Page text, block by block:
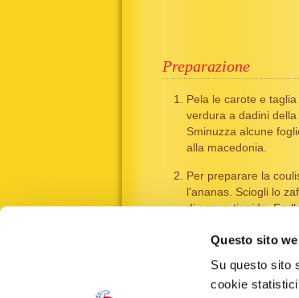
Questo sito
Su questo sito
cookie
Preparazione
Pela le carote e
verdura a dadini della
Sminuzza alcune
alla macedonia.
Per preparare la
l'ananas. Sciogli lo
di acqua tiepida.
tutto con la coulis e
per almeno 4 ore.